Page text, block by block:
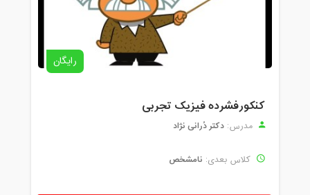
رایگان
کنکورفشرده فیزیک تجربی
مدرس: دکتر دُرانی نژاد
کلاس بعدی: نامشخص